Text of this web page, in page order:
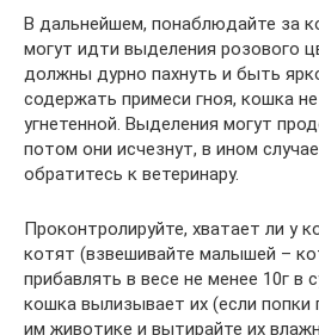
В дальнейшем, понаблюдайте за
могут идти выделения розового
должны дурно пахнуть и быть
содержать примеси гноя, кошка
угнетенной. Выделения могут
потом они исчезнут, в ином
обратитесь к ветеринару.
Проконтролируйте, хватает ли у
котят (взвешивайте малышей –
прибавлять в весе не менее 10г в
кошка вылизывает их (если попки
им животике и вытирайте их